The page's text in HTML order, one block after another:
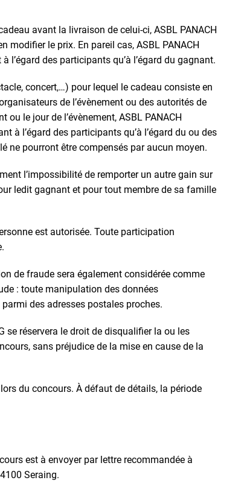
avant la livraison de celui-ci, ASBL PANACH
modifier le prix. En pareil cas, ASBL PANACH
l’égard des participants qu’à l’égard du gagnant.
concert,…) pour lequel le cadeau consiste en
de l’évènement ou des autorités de
le jour de l’évènement, ASBL PANACH
à l’égard des participants qu’à l’égard du ou des
ne pourront être compensés par aucun moyen.
l’impossibilité de remporter un autre gain sur
ledit gagnant et pour tout membre de sa famille
est autorisée. Toute participation
de fraude sera également considérée comme
: toute manipulation des données
des adresses postales proches.
se réservera le droit de disqualifier la ou les
sans préjudice de la mise en cause de la
du concours. À défaut de détails, la période
est à envoyer par lettre recommandée à
Seraing.